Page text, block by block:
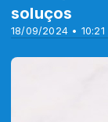
18/09/2024 • 10:21
soluços